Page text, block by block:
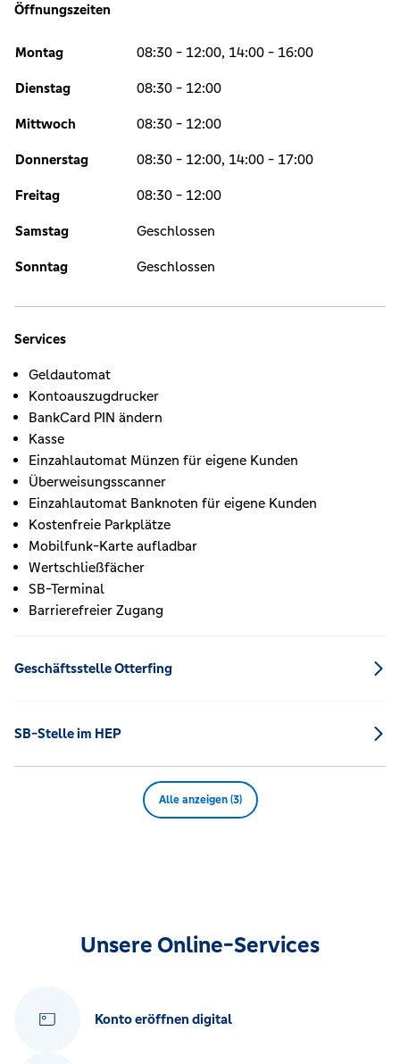
Öffnungszeiten
Montag 08:30 - 12:00, 14:00 - 16:00
Dienstag 08:30 - 12:00
Mittwoch 08:30 - 12:00
Donnerstag 08:30 - 12:00, 14:00 - 17:00
Freitag 08:30 - 12:00
Samstag Geschlossen
Sonntag Geschlossen
Services
Geldautomat
Kontoauszugdrucker
BankCard PIN ändern
Kasse
Einzahlautomat Münzen für eigene Kunden
Überweisungsscanner
Einzahlautomat Banknoten für eigene Kunden
Kostenfreie Parkplätze
Mobilfunk-Karte aufladbar
Wertschließfächer
SB-Terminal
Barrierefreier Zugang
Geschäftsstelle Otterfing
SB-Stelle im HEP
Alle anzeigen (3)
Unsere Online-Services
Konto eröffnen digital